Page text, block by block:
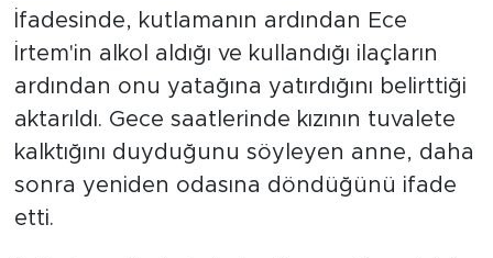
İfadesinde, kutlamanın ardından Ece
İrtem'in alkol aldığı ve kullandığı ilaçların
ardından onu yatağına yatırdığını belirttiği
aktarıldı. Gece saatlerinde kızının tuvalete
kalktığını duyduğunu söyleyen anne, daha
sonra yeniden odasına döndüğünü ifade
etti.